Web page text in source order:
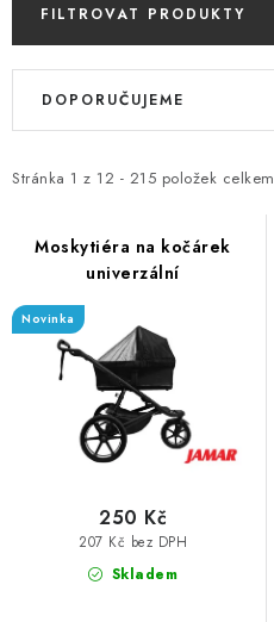
AKCE
PRO PSY
BOXY NA TAŽNÁ ZAŘÍZENÍ
STŘEŠNÍ KOŠE
AUTOSTANY
CESTOVNÍ ZAVAZADLA
DÁRKOVÉ POUKAZY
O nás
Moje objednávka
Napište nám
Obchodní podmínky
FILTROVAT PRODUKTY
V
p
i
o
d
Stránka 1 z 12 - 215 položek celkem
Ř
e
r
DOPORUČUJEME
Moskytiéra na kočárek
univerzální
Novinka
Skladem
207 Kč bez DPH
250 Kč